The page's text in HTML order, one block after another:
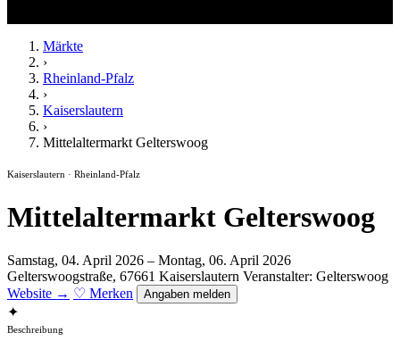
Märkte
›
Rheinland-Pfalz
›
Kaiserslautern
›
Mittelaltermarkt Gelterswoog
Kaiserslautern · Rheinland-Pfalz
Mittelaltermarkt Gelterswoog
Samstag, 04. April 2026 – Montag, 06. April 2026
Gelterswoogstraße, 67661 Kaiserslautern Veranstalter: Gelterswoog
Website → ♡ Merken Angaben melden
✦
Beschreibung